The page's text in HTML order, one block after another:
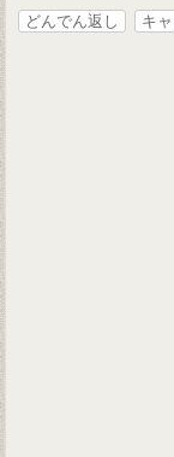
どんでん返し キ